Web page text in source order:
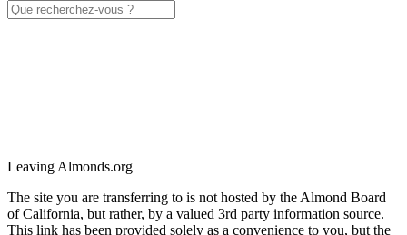
Leaving Almonds.org
The site you are transferring to is not hosted by the Almond Board
of California, but rather, by a valued 3rd party information source.
This link has been provided solely as a convenience to you, but the